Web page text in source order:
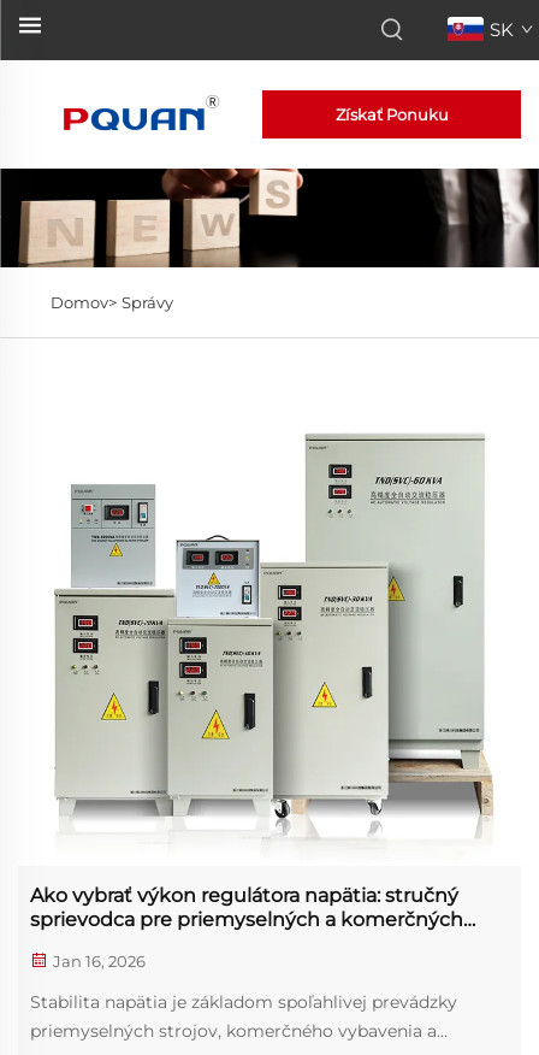
SK
Získať Ponuku
Domov> Správy
Ako vybrať výkon regulátora napätia: stručný
sprievodca pre priemyselných a komerčných
Jan 16, 2026
Stabilita napätia je základom spoľahlivej prevádzky
priemyselných strojov, komerčného vybavenia a